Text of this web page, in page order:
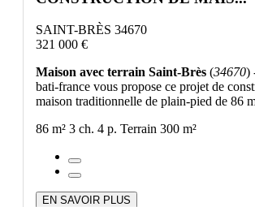
SAINT-BRÈS 34670
321 000 €
Maison avec terrain Saint-Brès (34670)
bati-france vous propose ce projet de
maison traditionnelle de plain-pied de 86
86 m² 3 ch. 4 p. Terrain 300 m²
EN SAVOIR PLUS